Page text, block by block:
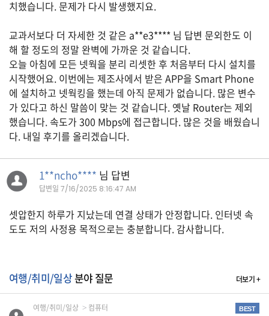
서
로
운
전
문
가
를
찾
습
니
다
.
K
미
국
치했습니다. 문제가 다시 발생했지요.
교과서보다 더 자세한 것 같은 a**e3**** 님 답변 문외한도 이
해 할 정도의 정말 완벽에 가까운 것 같습니다.
오늘 아침에 모든 넷웍을 분리 리셋한 후 처음부터 다시 설치를
시작했어요. 이번에는 제조사에서 받은 APP을 Smart Phone
에 설치하고 넷웍킹을 했는데 아직 문제가 없습니다. 많은 변수
가 있다고 하신 말씀이 맞는 것 같습니다. 옛날 Router는 제외
했습니다. 속도가 300 Mbps에 접근합니다. 많은 것을 배웠습니
다. 내일 후기를 올리겠습니다.
1**ncho**** 님 답변
답변일 7/16/2025 8:16:47 AM
셋압한지 하루가 지났는데 연결 상태가 안정합니다. 인터넷 속
도도 저의 사정용 목적으로는 충분합니다. 감사합니다.
여행/취미/일상분야 질문 더보기 +
여행/취미/일상 컴퓨터 BEST